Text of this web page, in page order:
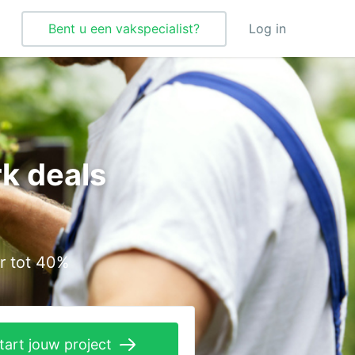
Bent u een vakspecialist? Log in
Tegelzetter
Vochtbestrijding
Zonnepanelen
Zonwering
deals
tot 40%
jouw project